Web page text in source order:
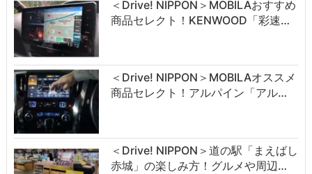
＜Drive! NIPPON＞MOBILAおすすめ
商品セレクト！KENWOOD「彩速…
＜Drive! NIPPON＞MOBILAオススメ
商品セレクト！アルパイン「アル…
＜Drive! NIPPON＞道の駅「まえばし
赤城」の楽しみ方！グルメや周辺…